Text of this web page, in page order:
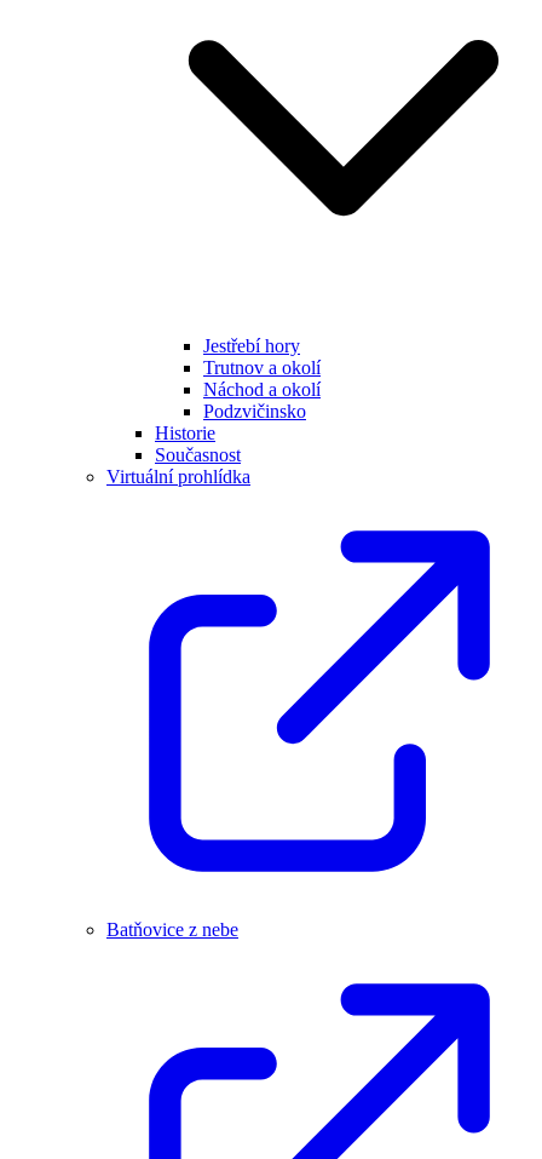
Jestřebí hory
Trutnov a okolí
Náchod a okolí
Podzvičinsko
Historie
Současnost
Virtuální prohlídka
Batňovice z nebe